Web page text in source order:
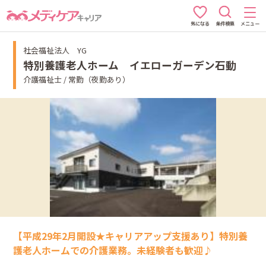
気になる 条件検索 メニュー
社会福祉法人 YG
特別養護老人ホーム イエローガーデン石動
介護福祉士 / 常勤（夜勤あり）
【平成29年2月開設★キャリアアップ支援あり】特別養
護老人ホームでの介護業務。未経験者も歓迎♪